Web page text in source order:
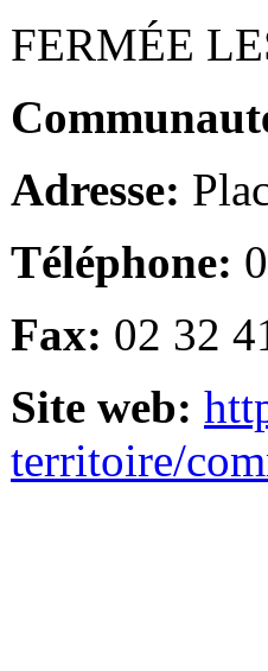
FERMÉE
Adresse:
Téléphone:
Fax: 02 32
Site web:
territoire/